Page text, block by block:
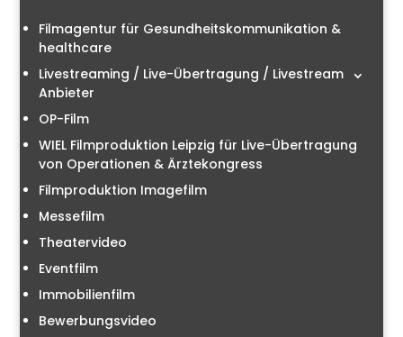
Filmagentur für Gesundheitskommunikation &
healthcare
Livestreaming / Live-Übertragung / Livestream
Anbieter
OP-Film
WIEL Filmproduktion Leipzig für Live-Übertragung
von Operationen & Ärztekongress
Filmproduktion Imagefilm
Messefilm
Theatervideo
Eventfilm
Immobilienfilm
Bewerbungsvideo